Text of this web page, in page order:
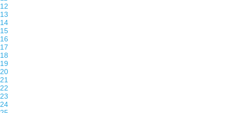
12
13
14
15
16
17
18
19
20
21
22
23
24